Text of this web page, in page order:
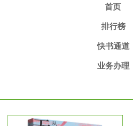
首页
排行榜
快书通道
业务办理